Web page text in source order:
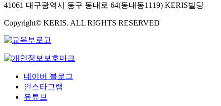
41061 대구광역시 동구 동내로 64(동내동1119) KERIS빌딩
Copyright© KERIS. ALL RIGHTS RESERVED
네이버 블로그
인스타그램
유튜브